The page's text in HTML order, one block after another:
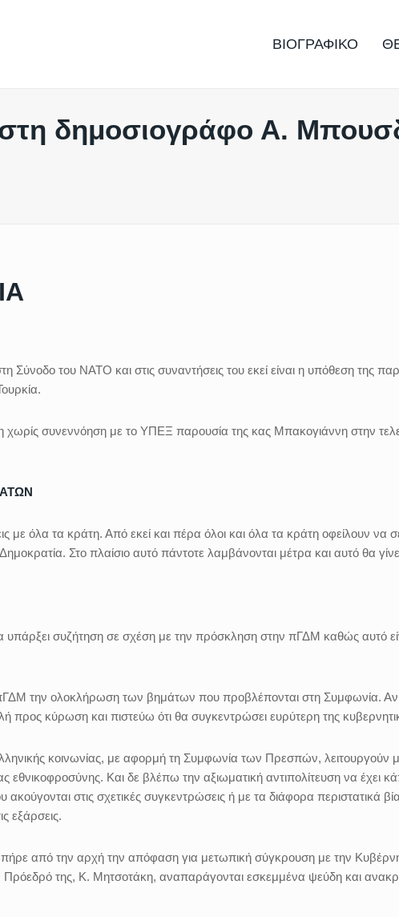
ΒΙΟΓΡΑΦΙΚΟ
στη δημοσιογράφο Α.
Σύνοδο του ΝΑΤΟ και στις συναντήσεις του εκεί είναι η υπόθεση της
χωρίς συνεννόηση με το ΥΠΕΞ παρουσία της κας Μπακογιάννη στην
με όλα τα κράτη. Από εκεί και πέρα όλοι και όλα τα κράτη οφείλουν να
Στο πλαίσιο αυτό πάντοτε λαμβάνονται μέτρα και αυτό θα
συζήτηση σε σχέση με την πρόσκληση στην πΓΔΜ καθώς αυτό
την ολοκλήρωση των βημάτων που προβλέπονται στη Συμφωνία.
προς κύρωση και πιστεύω ότι θα συγκεντρώσει ευρύτερη της
κοινωνίας, με αφορμή τη Συμφωνία των Πρεσπών, λειτουργούν
εθνικοφροσύνης. Και δε βλέπω την αξιωματική αντιπολίτευση να έχει
ακούγονται στις σχετικές συγκεντρώσεις ή με τα διάφορα περιστατικά
εξάρσεις.
πήρε από την αρχή την απόφαση για μετωπική σύγκρουση με την
της, Κ. Μητσοτάκη, αναπαράγονται εσκεμμένα ψεύδη και